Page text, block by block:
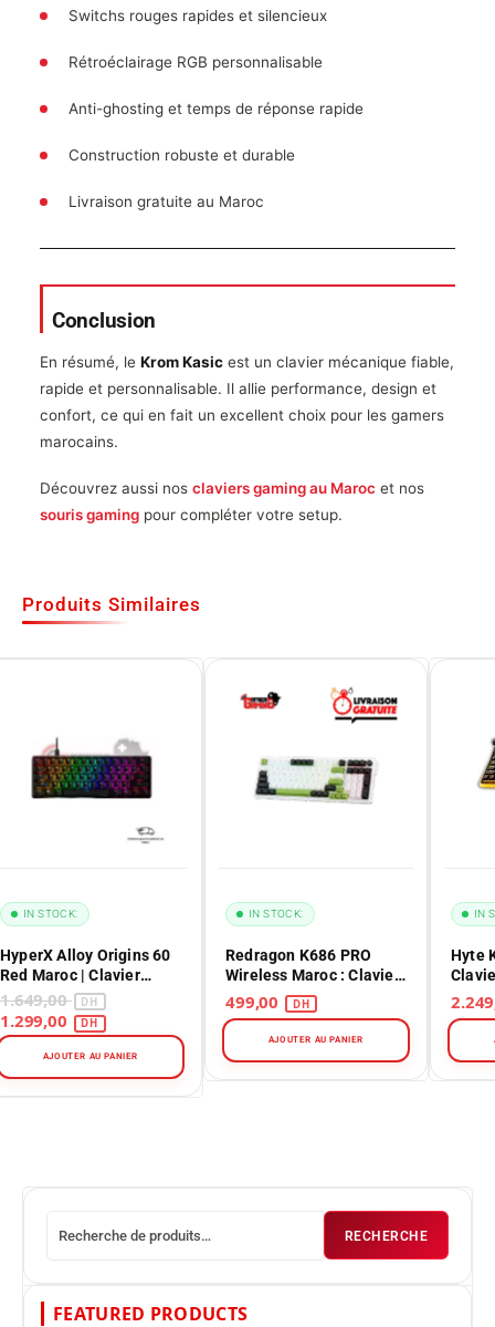
Switchs rouges rapides et silencieux
Rétroéclairage RGB personnalisable
Anti-ghosting et temps de réponse rapide
Construction robuste et durable
Livraison gratuite au Maroc
Conclusion
En résumé, le Krom Kasic est un clavier mécanique fiable,
rapide et personnalisable. Il allie performance, design et
confort, ce qui en fait un excellent choix pour les gamers
marocains.
Découvrez aussi nos claviers gaming au Maroc et nos
souris gaming pour compléter votre setup.
Produits Similaires
HyperX Alloy Origins 60
Red Maroc | Clavier
Gaming 60% RGB
1.649,00
IN STOCK:
AJOUTER AU PANIER
Redragon K686 PRO
Wireless Maroc : Clavier
Mécanique Gasket
Mount
IN STOCK:
AJOUTER AU PANIER
Hyte
IN
RECHERCHE
FEATURED PRODUCTS